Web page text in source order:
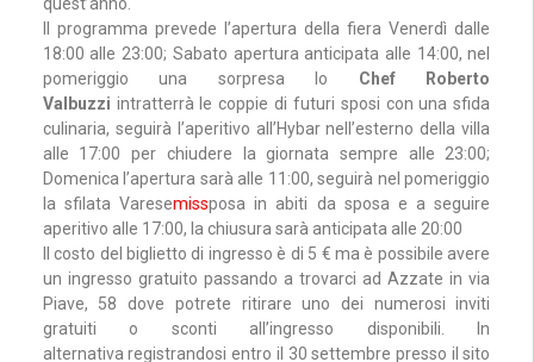
Il programma prevede l’apertura della fiera Venerdì dalle
18:00 alle 23:00; Sabato apertura anticipata alle 14:00, nel
pomeriggio una sorpresa lo Chef Roberto
Valbuzzi intratterrà le coppie di futuri sposi con una sfida
culinaria, seguirà l’aperitivo all’Hybar nell’esterno della villa
alle 17:00 per chiudere la giornata sempre alle 23:00;
Domenica l’apertura sarà alle 11:00, seguirà nel pomeriggio
la sfilata Varesemissposa in abiti da sposa e a seguire
aperitivo alle 17:00, la chiusura sarà anticipata alle 20:00
Il costo del biglietto di ingresso è di 5 € ma è possibile avere
un ingresso gratuito passando a trovarci ad Azzate in via
Piave, 58 dove potrete ritirare uno dei numerosi inviti
gratuiti o sconti all’ingresso disponibili. In
alternativa registrandosi entro il 30 settembre presso il sito